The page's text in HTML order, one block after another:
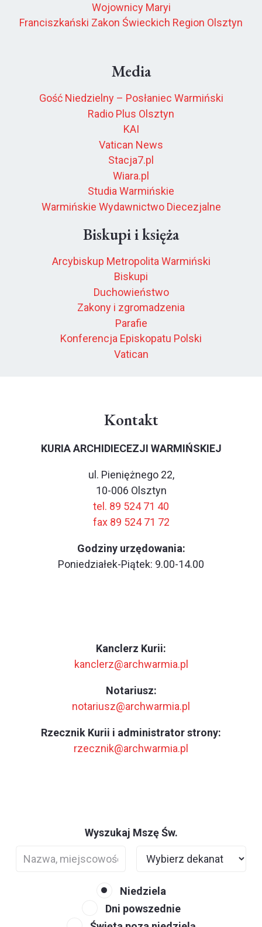
Wojownicy Maryi
Franciszkański Zakon Świeckich Region Olsztyn
Media
Gość Niedzielny – Posłaniec Warmiński
Radio Plus Olsztyn
KAI
Vatican News
Stacja7.pl
Wiara.pl
Studia Warmińskie
Warmińskie Wydawnictwo Diecezjalne
Biskupi i księża
Arcybiskup Metropolita Warmiński
Biskupi
Duchowieństwo
Zakony i zgromadzenia
Parafie
Konferencja Episkopatu Polski
Vatican
Kontakt
KURIA ARCHIDIECEZJI WARMIŃSKIEJ
ul. Pieniężnego 22,
10-006 Olsztyn
tel. 89 524 71 40
fax 89 524 71 72
Godziny urzędowania:
Poniedziałek-Piątek: 9.00-14.00
Kanclerz Kurii:
kanclerz@archwarmia.pl
Notariusz:
notariusz@archwarmia.pl
Rzecznik Kurii i administrator strony:
rzecznik@archwarmia.pl
Wyszukaj Mszę Św.
Niedziela
Dni powszednie